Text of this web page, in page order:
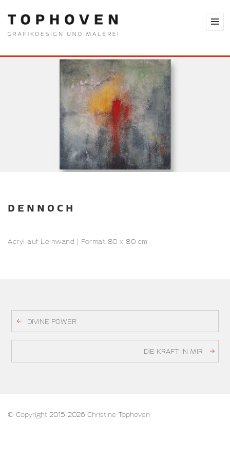
DENNOCH
Acryl auf Leinwand | Format 80 x 80 cm
DIVINE POWER
DIE KRAFT IN MIR
© Copyright 2015-2026 Christine Tophoven